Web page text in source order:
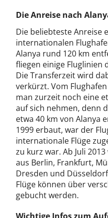
Die Anreise nach
Die beliebteste Anreise
internationalen
Alanya rund 120 km
fliegen einige Fluglinien
Die Transferzeit wird
verkürzt. Vom
man zurzeit noch eine
auf sich nehmen, denn
etwa 40 km von Alanya
1999 erbaut, war der
internationale Flüge
zu kurz war. Ab Juli
aus Berlin, Frankfurt,
Dresden und
Flüge können über
gebucht werden.